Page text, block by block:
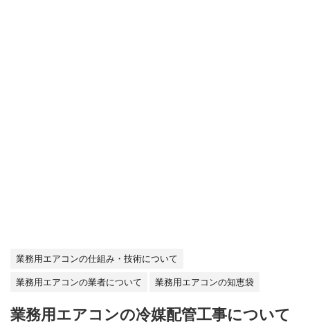
業務用エアコンの仕組み・技術について
業務用エアコンの業者について 業務用エアコンの知恵袋
業務用エアコンの冷媒配管工事について